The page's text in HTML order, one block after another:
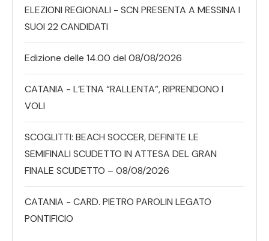
ELEZIONI REGIONALI - SCN PRESENTA A MESSINA I
SUOI 22 CANDIDATI
Edizione delle 14.00 del 08/08/2026
CATANIA - L’ETNA “RALLENTA”, RIPRENDONO I
VOLI
SCOGLITTI: BEACH SOCCER, DEFINITE LE
SEMIFINALI SCUDETTO IN ATTESA DEL GRAN
FINALE SCUDETTO – 08/08/2026
CATANIA - CARD. PIETRO PAROLIN LEGATO
PONTIFICIO